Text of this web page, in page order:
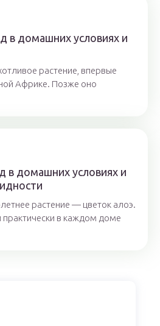
в домашних условиях и
растение, впервые
Африке. Позже оно
в домашних условиях и
растение — цветок алоэ.
в каждом доме